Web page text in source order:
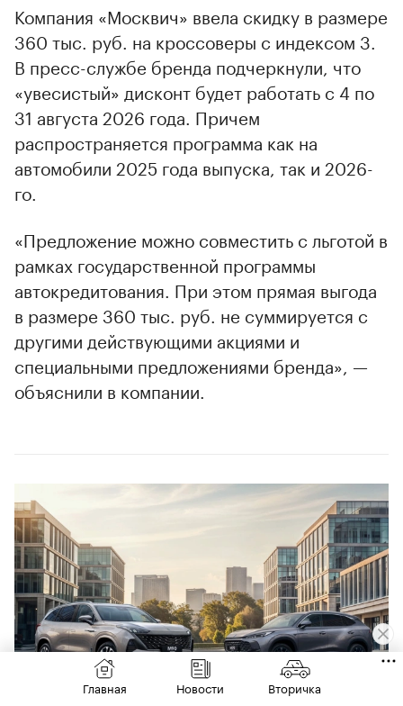
Компания «Москвич» ввела скидку в размере
360 тыс. руб. на кроссоверы с индексом 3.
В пресс-службе бренда подчеркнули, что
«увесистый» дисконт будет работать с 4 по
31 августа 2026 года. Причем
распространяется программа как на
автомобили 2025 года выпуска, так и 2026-
го.
«Предложение можно совместить с льготой в
рамках государственной программы
автокредитования. При этом прямая выгода
в размере 360 тыс. руб. не суммируется с
другими действующими акциями и
специальными предложениями бренда», —
объяснили в компании.
00:00 / 00:00
Главная Новости Вторичка